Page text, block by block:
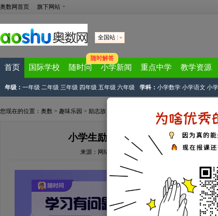
奥数网首页 旗下网站
全国站
首页 国际学校 随时问
随时解答
小学新闻 重点中学 教学资源
年级： 一年级 二年级 三年级 四年级 五年级 六年级 学科： 小学数学 小学语文 小
您现在的位置： 奥数 > 趣味乐园 > 励志故事
小学生励志故事：把时间花在解决
来源： 网络来源 文章作者：奥数网编辑 2023-09-15